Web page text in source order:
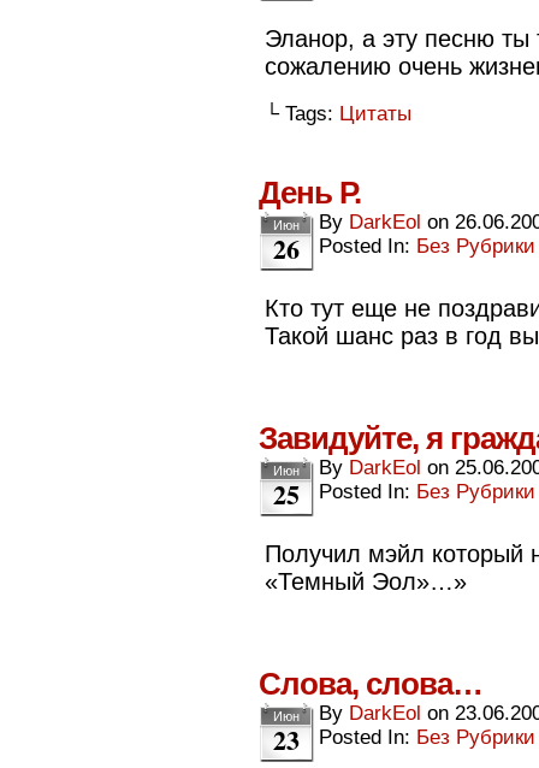
Эланор, а эту песню ты
сожалению очень
└ Tags: Цитаты
День Р.
Июн
26
By DarkEol on
Posted In: Без Рубрики
Кто тут еще не
Такой шанс раз в год
Завидуйте, я
Июн
25
By DarkEol on
Posted In: Без Рубрики
Получил мэйл который
«Темный Эол»…»
Слова, слова…
Июн
23
By DarkEol on
Posted In: Без Рубрики